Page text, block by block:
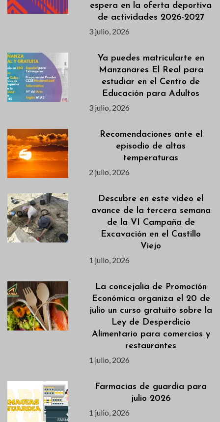
espera en la oferta deportiva
de actividades 2026-2027
3 julio, 2026
Ya puedes matricularte en
Manzanares El Real para
estudiar en el Centro de
Educación para Adultos
3 julio, 2026
Recomendaciones ante el
episodio de altas
temperaturas
2 julio, 2026
Descubre en este vídeo el
avance de la tercera semana
de la VI Campaña de
Excavación en el Castillo
Viejo
1 julio, 2026
La concejalía de Promoción
Económica organiza el 20 de
julio un curso gratuito sobre la
Ley de Desperdicio
Alimentario para comercios y
restaurantes
1 julio, 2026
Farmacias de guardia para
julio 2026
1 julio, 2026